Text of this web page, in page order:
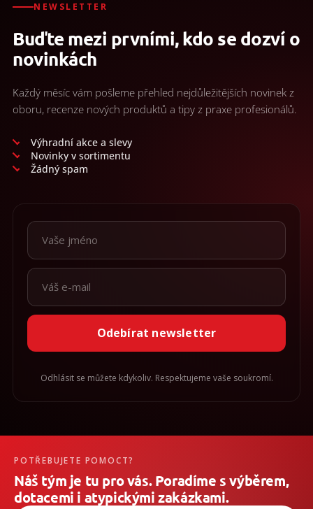
NEWSLETTER
Buďte mezi prvními, kdo se dozví o
novinkách
Každý měsíc vám pošleme přehled nejdůležitějších novinek z
oboru, recenze nových produktů a tipy z praxe profesionálů.
Výhradní akce a slevy
Novinky v sortimentu
Žádný spam
Odebírat newsletter
Odhlásit se můžete kdykoliv. Respektujeme vaše soukromí.
POTŘEBUJETE POMOCT?
Náš tým je tu pro vás. Poradíme s výběrem,
dotacemi i atypickými zakázkami.